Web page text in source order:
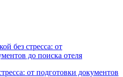
от подготовки документов